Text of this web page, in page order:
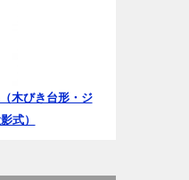
木びき台形・ジ
式）